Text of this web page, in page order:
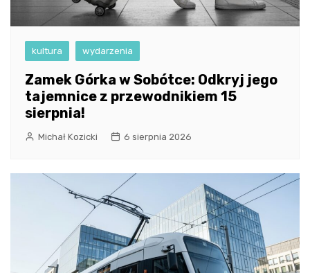
kultura wydarzenia
Zamek Górka w Sobótce: Odkryj jego
tajemnice z przewodnikiem 15
sierpnia!
Michał Kozicki 6 sierpnia 2026